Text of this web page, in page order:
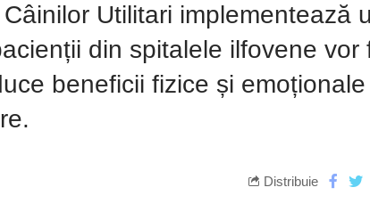
Utilitari implementează
din spitalele ilfovene vor
beneficii fizice și
Distribuie